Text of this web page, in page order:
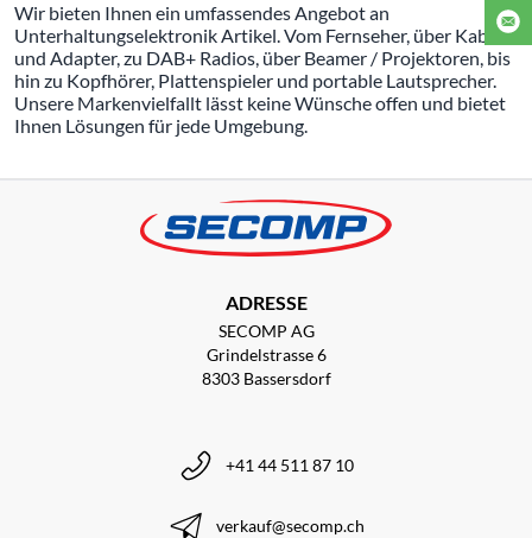
Wir bieten Ihnen ein umfassendes Angebot an
Unterhaltungselektronik Artikel. Vom Fernseher, über Kabel
und Adapter, zu DAB+ Radios, über Beamer / Projektoren, bis
hin zu Kopfhörer, Plattenspieler und portable Lautsprecher.
Unsere Markenvielfallt lässt keine Wünsche offen und bietet
Ihnen Lösungen für jede Umgebung.
ADRESSE
SECOMP AG
Grindelstrasse 6
8303 Bassersdorf
+41 44 511 87 10
verkauf@secomp.ch